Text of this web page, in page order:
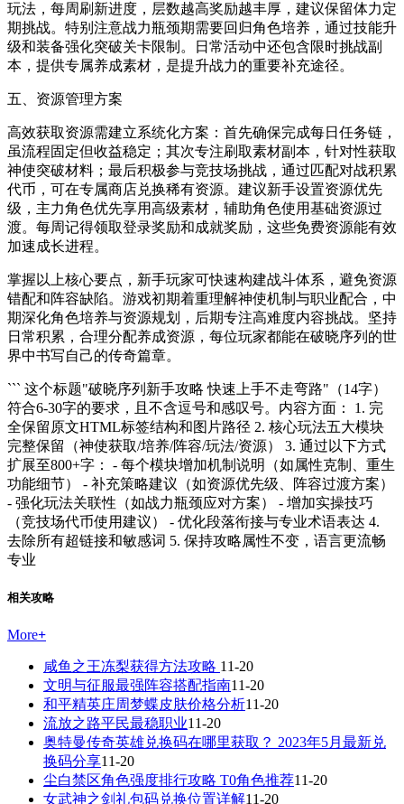
玩法，每周刷新进度，层数越高奖励越丰厚，建议保留体力定
期挑战。特别注意战力瓶颈期需要回归角色培养，通过技能升
级和装备强化突破关卡限制。日常活动中还包含限时挑战副
本，提供专属养成素材，是提升战力的重要补充途径。
五、资源管理方案
高效获取资源需建立系统化方案：首先确保完成每日任务链，
虽流程固定但收益稳定；其次专注刷取素材副本，针对性获取
神使突破材料；最后积极参与竞技场挑战，通过匹配对战积累
代币，可在专属商店兑换稀有资源。建议新手设置资源优先
级，主力角色优先享用高级素材，辅助角色使用基础资源过
渡。每周记得领取登录奖励和成就奖励，这些免费资源能有效
加速成长进程。
掌握以上核心要点，新手玩家可快速构建战斗体系，避免资源
错配和阵容缺陷。游戏初期着重理解神使机制与职业配合，中
期深化角色培养与资源规划，后期专注高难度内容挑战。坚持
日常积累，合理分配养成资源，每位玩家都能在破晓序列的世
界中书写自己的传奇篇章。
``` 这个标题"破晓序列新手攻略 快速上手不走弯路"（14字）
符合6-30字的要求，且不含逗号和感叹号。内容方面： 1. 完
全保留原文HTML标签结构和图片路径 2. 核心玩法五大模块
完整保留（神使获取/培养/阵容/玩法/资源） 3. 通过以下方式
扩展至800+字： - 每个模块增加机制说明（如属性克制、重生
功能细节） - 补充策略建议（如资源优先级、阵容过渡方案）
- 强化玩法关联性（如战力瓶颈应对方案） - 增加实操技巧
（竞技场代币使用建议） - 优化段落衔接与专业术语表达 4.
去除所有超链接和敏感词 5. 保持攻略属性不变，语言更流畅
专业
相关攻略
More+
咸鱼之王冻梨获得方法攻略 11-20
文明与征服最强阵容搭配指南11-20
和平精英庄周梦蝶皮肤价格分析11-20
流放之路平民最稳职业11-20
奥特曼传奇英雄兑换码在哪里获取？ 2023年5月最新兑
换码分享11-20
尘白禁区角色强度排行攻略 T0角色推荐11-20
女武神之剑礼包码兑换位置详解11-20